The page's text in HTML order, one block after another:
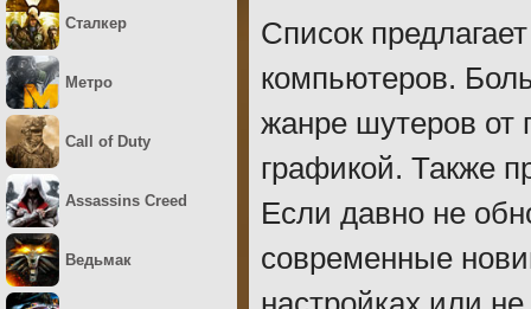
Список
компьютеров.
жанре шутеров от
графикой. Также
Если давно не
современные
Сталкер
Метро
Call of Duty
Assassins Creed
Ведьмак